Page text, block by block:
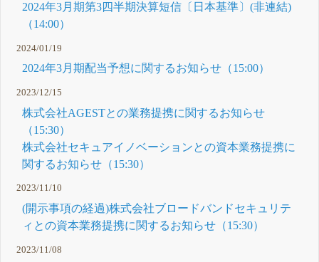
2024年3月期第3四半期決算短信〔日本基準〕(非連結)
（14:00）
2024/01/19
2024年3月期配当予想に関するお知らせ（15:00）
2023/12/15
株式会社AGESTとの業務提携に関するお知らせ
（15:30）
株式会社セキュアイノベーションとの資本業務提携に
関するお知らせ（15:30）
2023/11/10
(開示事項の経過)株式会社ブロードバンドセキュリテ
ィとの資本業務提携に関するお知らせ（15:30）
2023/11/08